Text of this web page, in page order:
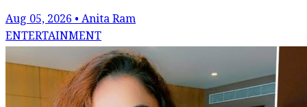
Aug 05, 2026 • Anita Ram
ENTERTAINMENT